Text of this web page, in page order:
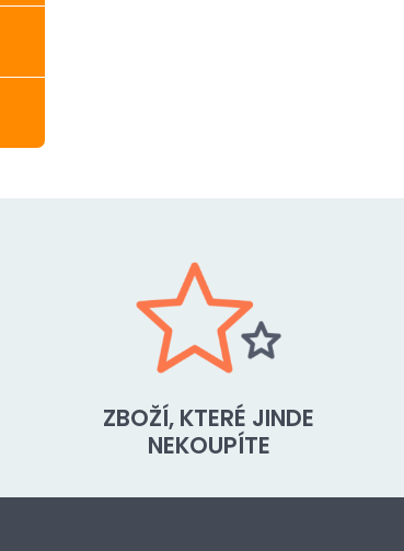
ZBOŽÍ, KTERÉ JINDE
NEKOUPÍTE